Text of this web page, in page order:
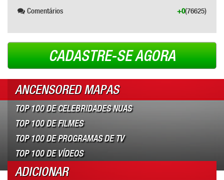
Comentários (76625)
+0
CADASTRE-SE AGORA
ANCENSORED MAPAS
TOP 100 DE CELEBRIDADES NUAS
TOP 100 DE FILMES
TOP 100 DE PROGRAMAS DE TV
TOP 100 DE VÍDEOS
ADICIONAR